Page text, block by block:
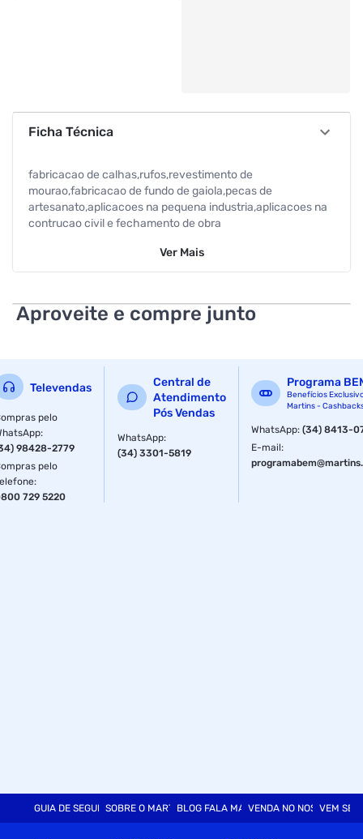
Ficha Técnica
fabricacao de calhas,rufos,revestimento de
mourao,fabricacao de fundo de gaiola,pecas de
artesanato,aplicacoes na pequena industria,aplicacoes na
contrucao civil e fechamento de obra
Ver Mais
Aproveite e compre junto
Televendas
pelo
:
98428-2779
pelo
:
729 5220
Central de
Atendimento
Pós Vendas
WhatsApp:
(34) 3301-5819
Programa
Benefícios
Martins -
WhatsApp:(34) 8413-
E-mail:
GUIA DE SEGURANÇASOBRE O MARTINSBLOG FALA MARTVENDA NO NOSSO SITE
VEM SER